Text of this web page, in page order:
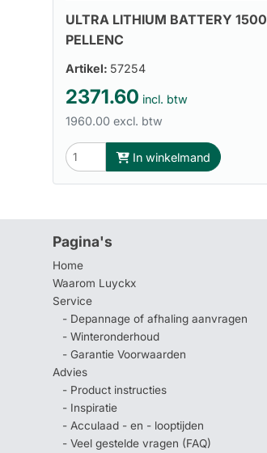
ULTRA LITHIUM BATTERY 1500
PELLENC
Artikel: 57254
2371.60 incl. btw
1960.00 excl. btw
In winkelmand
Pagina's
Home
Waarom Luyckx
Service
- Depannage of afhaling aanvragen
- Winteronderhoud
- Garantie Voorwaarden
Advies
- Product instructies
- Inspiratie
- Acculaad - en - looptijden
- Veel gestelde vragen (FAQ)